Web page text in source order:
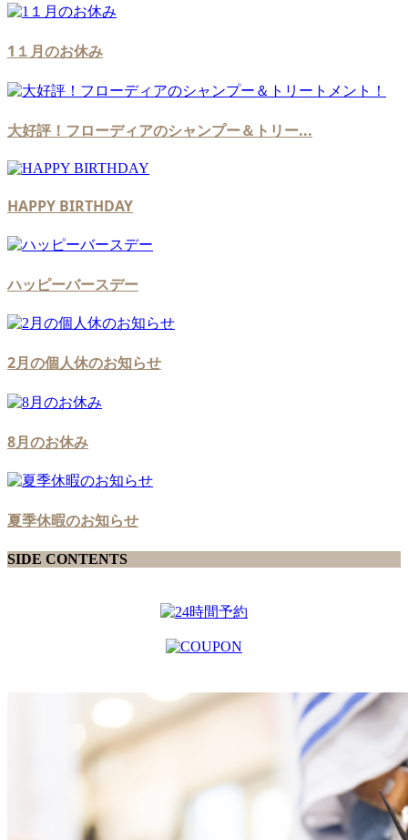
1１月のお休み
大好評！フローディアのシャンプー＆トリー...
HAPPY BIRTHDAY
ハッピーバースデー
2月の個人休のお知らせ
8月のお休み
夏季休暇のお知らせ
SIDE CONTENTS